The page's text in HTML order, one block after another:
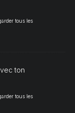
tous les
ton
tous les